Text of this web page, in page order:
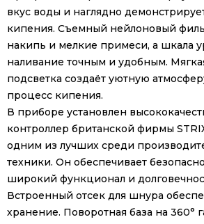
вкус воды и наглядно
кипения. Съемный нейлоновый
накипь и мелкие примеси, а шкала
наливание точным и удобным.
подсветка создаёт уютную
процесс кипения.
В приборе установлен
контроллер британской фирмы
одним из лучших среди
техники. Он обеспечивает
широкий функционал и
Встроенный отсек для шнура
хранение. Поворотная база на 360°